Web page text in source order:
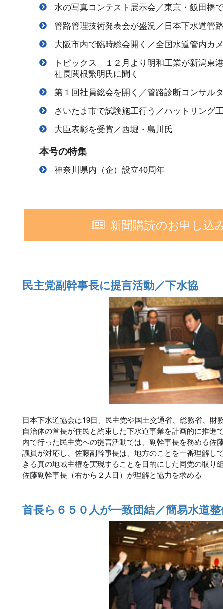
水の写真コンテスト展示会／東京・飯田橋
管路管理技術発表会が盛況／日本下水道管
大阪市内で臨時総会開く／全国水道管内カ
トピックス １２月より明和工業が新潟東
社長関根繁明氏に聞く
第１回社員総会を開く／管路診断コンサル
さいたま市で試験施工行う／ハットリング
大臣表彰を受賞／西堀・島川氏
本号の特集
神奈川県内（企）設立40周年
新聞購読のお申し込
民主党副幹事長に提言活動／下水協
日本下水道協会は19日、民主党や国土交通省、総務省、財
自治体の首長が住民と約束した下水道事業を計画的に推進
内で行った民主党への提言活動では、副幹事長を務める佐
議員が対応し、佐藤副幹事長は、地方のことを一番理解し
きる真の地域主権を実現することを目的にした同党の取り
佐藤副幹事長（右から２人目）が理解と協力を求める
首長ら６５０人が一致団結／簡易水道